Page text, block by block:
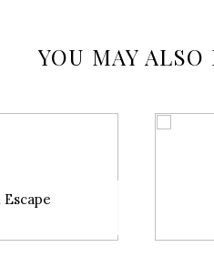
YOU MAY ALSO
Escape